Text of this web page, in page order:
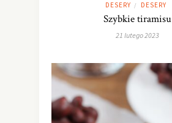
DESERY / DESERY
Szybkie tiramisu
21 lutego 2023